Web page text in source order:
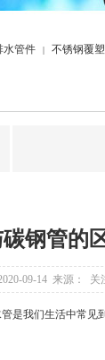
水管件 | 不锈钢覆
钢管的
09-14 来源： 关
管是我们生活中常见